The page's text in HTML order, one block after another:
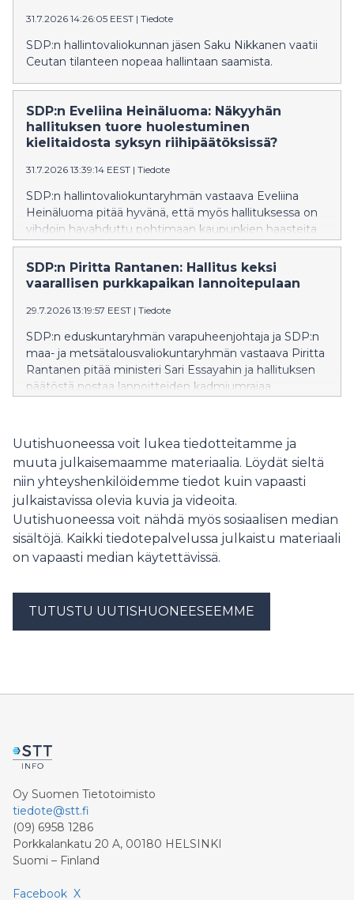
31.7.2026 14:26:05 EEST | Tiedote
SDP:n hallintovaliokunnan jäsen Saku Nikkanen vaatii
Ceutan tilanteen nopeaa hallintaan saamista.
SDP:n Eveliina Heinäluoma: Näkyyhän
hallituksen tuore huolestuminen
kielitaidosta syksyn riihipäätöksissä?
31.7.2026 13:39:14 EEST | Tiedote
SDP:n hallintovaliokuntaryhmän vastaava Eveliina
Heinäluoma pitää hyvänä, että myös hallituksessa on
vihdoin havahduttu pohtimaan kaupunkien haasteita
eriytymiskehityksen torjunnassa. Hallituksen aiemmat
päätökset ovat vähentäneet kaupunkien
mahdollisuuksia järjestää esimerkiksi
SDP:n Piritta Rantanen: Hallitus keksi
vaarallisen purkkapaikan lannoitepulaan
29.7.2026 13:19:57 EEST | Tiedote
SDP:n eduskuntaryhmän varapuheenjohtaja ja SDP:n
maa- ja metsätalousvaliokuntaryhmän vastaava Piritta
Rantanen pitää ministeri Sari Essayahin ja hallituksen
päätöstä nostaa lannoitteiden kadmiumrajaa
Uutishuoneessa voit lukea tiedotteitamme ja
muuta julkaisemaamme materiaalia. Löydät sieltä
niin yhteyshenkilöidemme tiedot kuin vapaasti
julkaistavissa olevia kuvia ja videoita.
Uutishuoneessa voit nähdä myös sosiaalisen median
sisältöjä. Kaikki tiedotepalvelussa julkaistu materiaali
on vapaasti median käytettävissä.
TUTUSTU UUTISHUONEESEEMME
Oy Suomen Tietotoimisto
tiedote@stt.fi
(09) 6958 1286
Porkkalankatu 20 A, 00180 HELSINKI
Suomi – Finland
Facebook X